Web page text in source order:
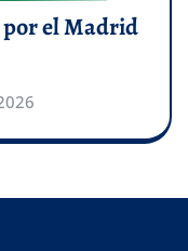
el Madrid